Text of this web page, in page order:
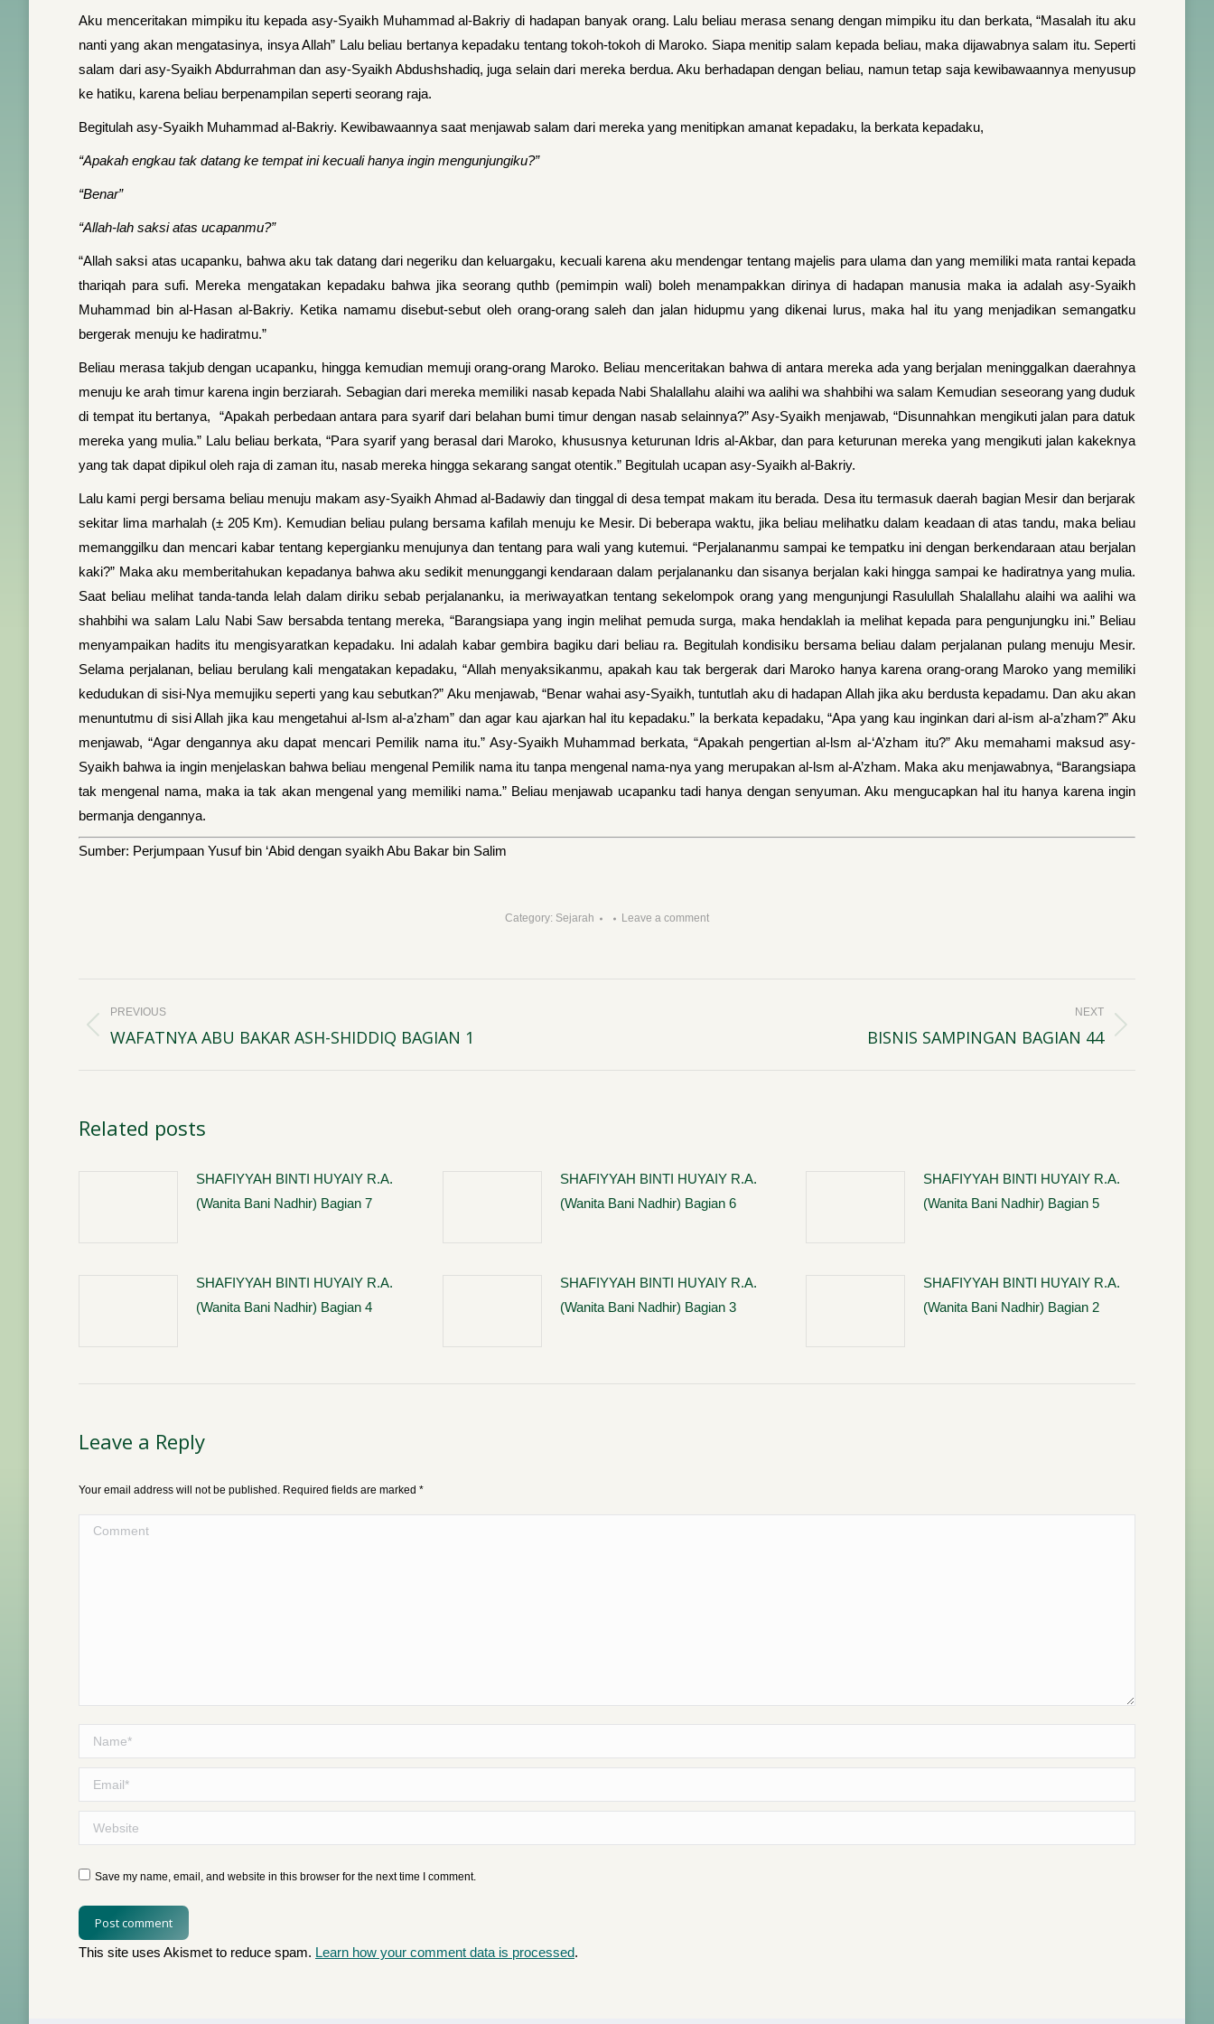
Aku menceritakan mimpiku itu kepada asy-Syaikh Muhammad al-Bakriy di hadapan banyak orang. Lalu beliau merasa senang dengan mimpiku itu dan berkata, “Masalah itu aku
nanti yang akan mengatasinya, insya Allah” Lalu beliau bertanya kepadaku tentang tokoh-tokoh di Maroko. Siapa menitip salam kepada beliau, maka dijawabnya salam itu. Seperti
salam dari asy-Syaikh Abdurrahman dan asy-Syaikh Abdushshadiq, juga selain dari mereka berdua. Aku berhadapan dengan beliau, namun tetap saja kewibawaannya menyusup
ke hatiku, karena beliau berpenampilan seperti seorang raja.
Begitulah asy-Syaikh Muhammad al-Bakriy. Kewibawaannya saat menjawab salam dari mereka yang menitipkan amanat kepadaku, la berkata kepadaku,
“Apakah engkau tak datang ke tempat ini kecuali hanya ingin mengunjungiku?”
“Benar”
“Allah-lah saksi atas ucapanmu?”
“Allah saksi atas ucapanku, bahwa aku tak datang dari negeriku dan keluargaku, kecuali karena aku mendengar tentang majelis para ulama dan yang memiliki mata rantai kepada
thariqah para sufi. Mereka mengatakan kepadaku bahwa jika seorang quthb (pemimpin wali) boleh menampakkan dirinya di hadapan manusia maka ia adalah asy-Syaikh
Muhammad bin al-Hasan al-Bakriy. Ketika namamu disebut-sebut oleh orang-orang saleh dan jalan hidupmu yang dikenai lurus, maka hal itu yang menjadikan semangatku
bergerak menuju ke hadiratmu.”
Beliau merasa takjub dengan ucapanku, hingga kemudian memuji orang-orang Maroko. Beliau menceritakan bahwa di antara mereka ada yang berjalan meninggalkan daerahnya
menuju ke arah timur karena ingin berziarah. Sebagian dari mereka memiliki nasab kepada Nabi Shalallahu alaihi wa aalihi wa shahbihi wa salam Kemudian seseorang yang duduk
di tempat itu bertanya, “Apakah perbedaan antara para syarif dari belahan bumi timur dengan nasab selainnya?” Asy-Syaikh menjawab, “Disunnahkan mengikuti jalan para datuk
mereka yang mulia.” Lalu beliau berkata, “Para syarif yang berasal dari Maroko, khususnya keturunan Idris al-Akbar, dan para keturunan mereka yang mengikuti jalan kakeknya
yang tak dapat dipikul oleh raja di zaman itu, nasab mereka hingga sekarang sangat otentik.” Begitulah ucapan asy-Syaikh al-Bakriy.
Lalu kami pergi bersama beliau menuju makam asy-Syaikh Ahmad al-Badawiy dan tinggal di desa tempat makam itu berada. Desa itu termasuk daerah bagian Mesir dan berjarak
sekitar lima marhalah (± 205 Km). Kemudian beliau pulang bersama kafilah menuju ke Mesir. Di beberapa waktu, jika beliau melihatku dalam keadaan di atas tandu, maka beliau
memanggilku dan mencari kabar tentang kepergianku menujunya dan tentang para wali yang kutemui. “Perjalananmu sampai ke tempatku ini dengan berkendaraan atau berjalan
kaki?” Maka aku memberitahukan kepadanya bahwa aku sedikit menunggangi kendaraan dalam perjalananku dan sisanya berjalan kaki hingga sampai ke hadiratnya yang mulia.
Saat beliau melihat tanda-tanda lelah dalam diriku sebab perjalananku, ia meriwayatkan tentang sekelompok orang yang mengunjungi Rasulullah Shalallahu alaihi wa aalihi wa
shahbihi wa salam Lalu Nabi Saw bersabda tentang mereka, “Barangsiapa yang ingin melihat pemuda surga, maka hendaklah ia melihat kepada para pengunjungku ini.” Beliau
menyampaikan hadits itu mengisyaratkan kepadaku. Ini adalah kabar gembira bagiku dari beliau ra. Begitulah kondisiku bersama beliau dalam perjalanan pulang menuju Mesir.
Selama perjalanan, beliau berulang kali mengatakan kepadaku, “Allah menyaksikanmu, apakah kau tak bergerak dari Maroko hanya karena orang-orang Maroko yang memiliki
kedudukan di sisi-Nya memujiku seperti yang kau sebutkan?” Aku menjawab, “Benar wahai asy-Syaikh, tuntutlah aku di hadapan Allah jika aku berdusta kepadamu. Dan aku akan
menuntutmu di sisi Allah jika kau mengetahui al-Ism al-a’zham” dan agar kau ajarkan hal itu kepadaku.” la berkata kepadaku, “Apa yang kau inginkan dari al-ism al-a’zham?” Aku
menjawab, “Agar dengannya aku dapat mencari Pemilik nama itu.” Asy-Syaikh Muhammad berkata, “Apakah pengertian al-lsm al-‘A’zham itu?” Aku memahami maksud asy-
Syaikh bahwa ia ingin menjelaskan bahwa beliau mengenal Pemilik nama itu tanpa mengenal nama-nya yang merupakan al-lsm al-A’zham. Maka aku menjawabnya, “Barangsiapa
tak mengenal nama, maka ia tak akan mengenal yang memiliki nama.” Beliau menjawab ucapanku tadi hanya dengan senyuman. Aku mengucapkan hal itu hanya karena ingin
bermanja dengannya.
Sumber: Perjumpaan Yusuf bin ‘Abid dengan syaikh Abu Bakar bin Salim
Category: Sejarah Leave a comment
Post
navigation
PREVIOUS
Previous
WAFATNYA ABU BAKAR ASH-SHIDDIQ BAGIAN 1
NEXT
BISNIS SAMPINGAN BAGIAN 44
Related posts
SHAFIYYAH BINTI HUYAIY R.A.
(Wanita Bani Nadhir) Bagian 7
SHAFIYYAH BINTI HUYAIY R.A.
(Wanita Bani Nadhir) Bagian 6
SHAFIYYAH BINTI HUYAIY R.A.
(Wanita Bani Nadhir) Bagian 5
SHAFIYYAH BINTI HUYAIY R.A.
(Wanita Bani Nadhir) Bagian 4
SHAFIYYAH BINTI HUYAIY R.A.
(Wanita Bani Nadhir) Bagian 3
SHAFIYYAH BINTI HUYAIY R.A.
(Wanita Bani Nadhir) Bagian 2
Leave a Reply
Your email address will not be published. Required fields are marked *
Comment
Name *
Email *
Website
Save my name, email, and website in this browser for the next time I comment.
Post comment
This site uses Akismet to reduce spam. Learn how your comment data is processed.